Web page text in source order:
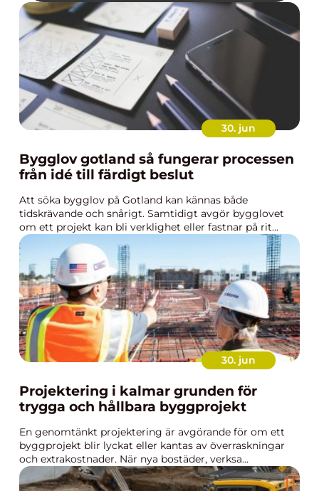
30. jun
Bygglov gotland så fungerar processen
från idé till färdigt beslut
Att söka bygglov på Gotland kan kännas både
tidskrävande och snårigt. Samtidigt avgör bygglovet
om ett projekt kan bli verklighet eller fastnar på rit...
30. jun
Projektering i kalmar grunden för
trygga och hållbara byggprojekt
En genomtänkt projektering är avgörande för om ett
byggprojekt blir lyckat eller kantas av överraskningar
och extrakostnader. När nya bostäder, verksa...